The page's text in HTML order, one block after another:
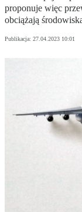
proponuje więc
obciążają
Publikacja: 27.04.2023 10:01